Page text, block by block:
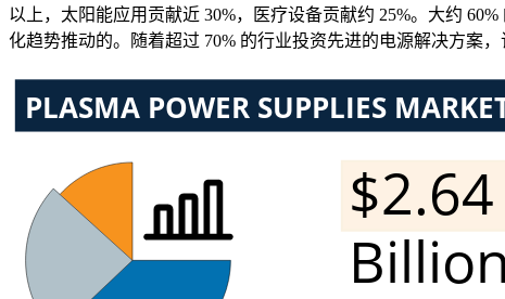
以上，太阳能应用贡献近 30%，医疗设备贡献约 25%。大约
化趋势推动的。随着超过 70% 的行业投资先进的电源解决方案，